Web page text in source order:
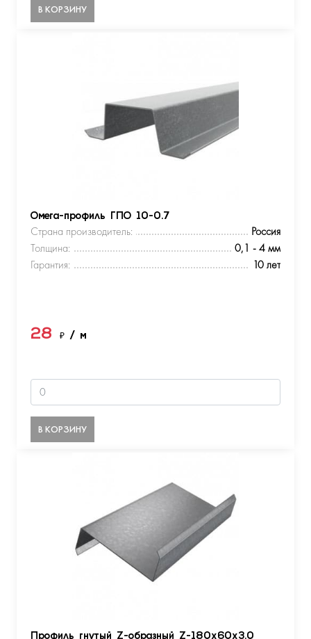
В КОРЗИНУ
Омега-профиль ГПО 10-0.7
Страна производитель:
Россия
Толщина:
0,1 - 4 мм
Гарантия:
10 лет
28 ₽ / м
В КОРЗИНУ
Профиль гнутый Z-образный Z-180х60х3.0